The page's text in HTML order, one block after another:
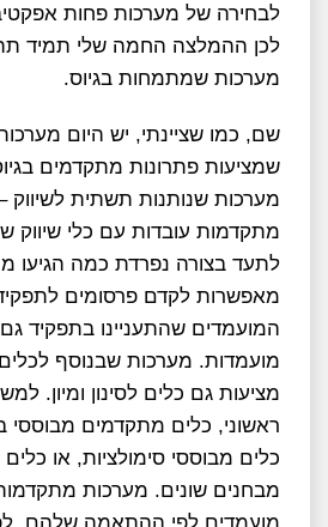
לבחירה של מערכות פחות
לכן ההמלצה החמה שלי תמיד
מערכות שמתמחות בגיוס.
שם, כמו שציינתי, יש היום
שמציעות פתרונות מתקדמים
מערכות שנותנות תשתית לשיווק
מתקדמות עובדות עם כלי שיווק
לתעד בצורה נפרדת כמה הגיעו
מאפשרות לקדם פרסומים
המועמדים שהתעניינו בתפקיד
מועמדות. מערכות שבנוסף
מציעות גם כלים לסינון ומיון.
ראשוני, כלים מתקדמים מבוססי
כלים מבוססי סימולציות, או
מבחנים שונים. מערכות